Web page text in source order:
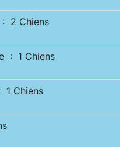
: 2 Chiens
: 1 Chiens
1 Chiens